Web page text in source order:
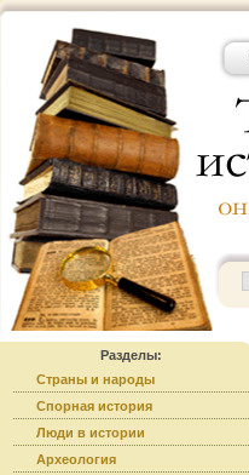
Разделы:
Страны и народы
Спорная история
Люди в истории
Археология